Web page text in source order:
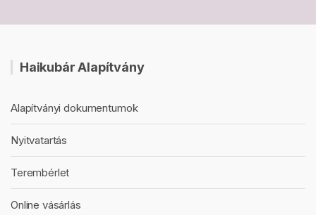
Haikubár Alapítvány
Alapítványi dokumentumok
Nyitvatartás
Terembérlet
Online vásárlás